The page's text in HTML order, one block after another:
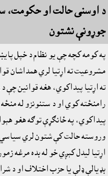
د اوسنى حالت او حکومت،
جوړونې نشتون
په کومه کچه چې يو نظام د خپل
مشروعيت ته اړتيا لري همداشان
ته اړتيا پيداکوي، هغه قوانين
رامنځته کوي او د ستنونزو له منځه
پيداکوي، په ځانګړې توګه هغو
وروسته حالت کې شتون لري سياسي
اړتيا ليدل کېږي خو له بده مرغه
بډيالې ډلې يا حزب اختلاف او د